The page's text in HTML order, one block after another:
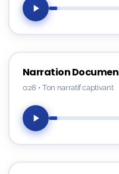
Narration
0:28 •Ton narratif captivant